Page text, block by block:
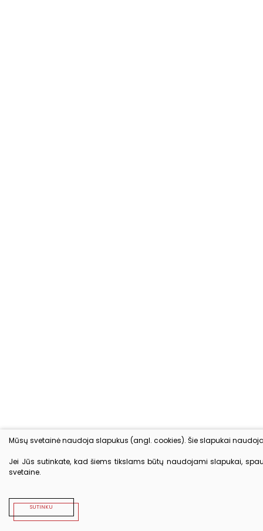
Mūsų svetainė naudoja slapukus (angl. cookies). Šie slapukai
Jei Jūs sutinkate, kad šiems tikslams būtų naudojami slapukai,
svetaine.
SUTINKU